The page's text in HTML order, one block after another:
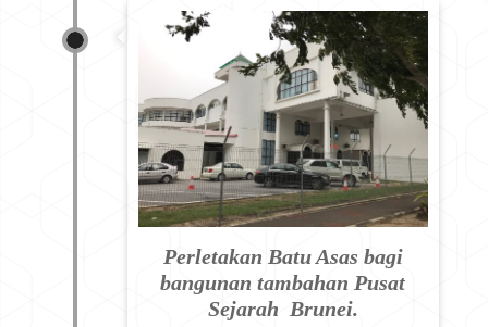
Perletakan Batu Asas bagi
bangunan tambahan Pusat
Sejarah Brunei.